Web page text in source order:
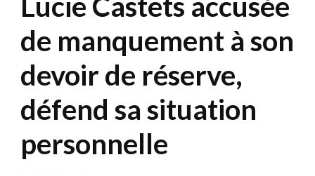
de manquement à son
devoir de réserve,
défend sa situation
personnelle